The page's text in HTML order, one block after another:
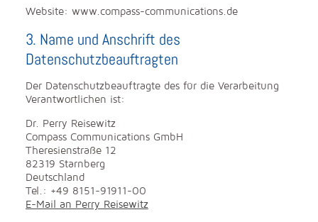
Website: www.compass-communications.de
3. Name und Anschrift des
Datenschutzbeauftragten
Der Datenschutzbeauftragte des für die Verarbeitung
Verantwortlichen ist:
Dr. Perry Reisewitz
Compass Communications GmbH
Theresienstraße 12
82319 Starnberg
Deutschland
Tel.: +49 8151-91911-00
E-Mail an Perry Reisewitz